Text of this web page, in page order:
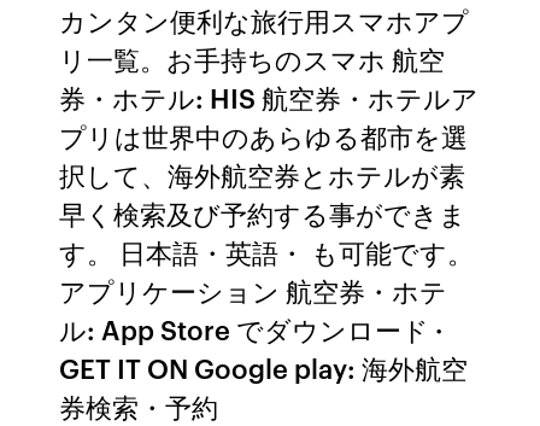
カンタン便利な旅行用スマホアプ
リ一覧。お手持ちのスマホ 航空
券・ホテル: HIS 航空券・ホテルア
プリは世界中のあらゆる都市を選
択して、海外航空券とホテルが素
早く検索及び予約する事ができま
す。 日本語・英語・ も可能です。
アプリケーション 航空券・ホテ
ル: App Store でダウンロード ·
GET IT ON Google play: 海外航空
券検索・予約